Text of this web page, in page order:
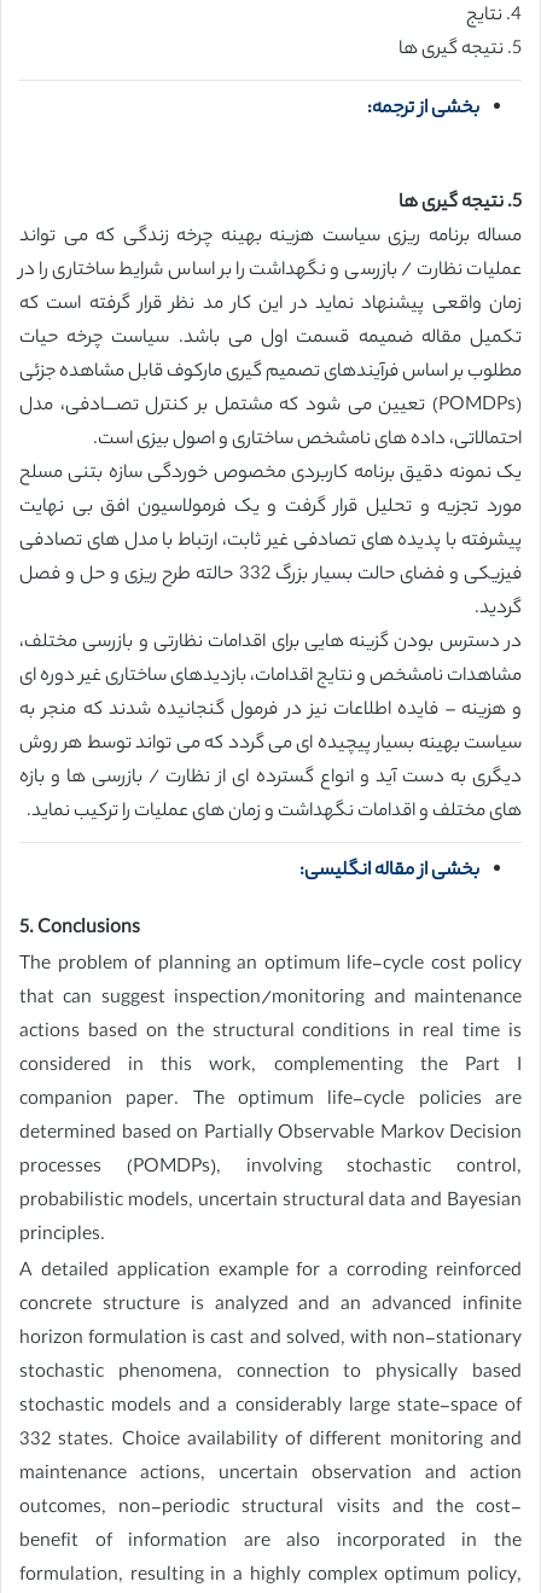
4. نتایج
5. نتیجه گیری ها
بخشی از ترجمه:
5. نتیجه گیری ها
مساله برنامه ریزی سیاست هزینه بهینه چرخه زندگی که می تواند
عملیات نظارت / بازرسی و نگهداشت را بر اساس شرایط ساختاری را در
زمان واقعی پیشنهاد نماید در این کار مد نظر قرار گرفته است که
تکمیل مقاله ضمیمه قسمت اول می باشد. سیاست چرخه حیات
مطلوب بر اساس فرآیندهای تصمیم گیری مارکوف قابل مشاهده جزئی
(POMDPs) تعیین می شود که مشتمل بر کنترل تصـــادفی،‌ مدل
احتمالاتی،‌ داده های نامشخص ساختاری و اصول بیزی است.
یک نمونه دقیق برنامه کاربردی مخصوص خوردگی سازه بتنی مسلح
مورد تجزیه و تحلیل قرار گرفت و یک فرمولاسیون افق بی نهایت
پیشرفته با پدیده های تصادفی غیر ثابت،‌ ارتباط با مدل های تصادفی
فیزیکی و فضای حالت بسیار بزرگ 332 حالته طرح ریزی و حل و فصل
گردید.
در دسترس بودن گزینه هایی برای اقدامات نظارتی و بازرسی مختلف،‌
مشاهدات نامشخص و نتایج اقدامات،‌ بازدیدهای ساختاری غیر دوره ای
و هزینه – فایده اطلاعات نیز در فرمول گنجانیده شدند که منجر به
سیاست بهینه بسیار پیچیده ای می گردد که می تواند توسط هر روش
دیگری به دست آید و انواع گسترده ای از نظارت / بازرسی ها و بازه
های مختلف و اقدامات نگهداشت و زمان های عملیات را ترکیب نماید.
بخشی از مقاله انگلیسی:
5. Conclusions
The problem of planning an optimum life-cycle cost policy
that can suggest inspection/monitoring and maintenance
actions based on the structural conditions in real time is
considered in this work, complementing the Part I
companion paper. The optimum life-cycle policies are
determined based on Partially Observable Markov Decision
processes (POMDPs), involving stochastic control,
probabilistic models, uncertain structural data and Bayesian
principles.
A detailed application example for a corroding reinforced
concrete structure is analyzed and an advanced infinite
horizon formulation is cast and solved, with non-stationary
stochastic phenomena, connection to physically based
stochastic models and a considerably large state-space of
332 states. Choice availability of different monitoring and
maintenance actions, uncertain observation and action
outcomes, non-periodic structural visits and the cost-
benefit of information are also incorporated in the
formulation, resulting in a highly complex optimum policy,